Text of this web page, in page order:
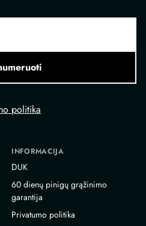
politika
INFORMACIJA
DUK
60 dienų pinigų grąžinimo
garantija
Privatumo politika